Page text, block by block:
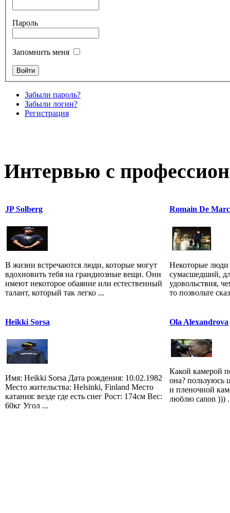
Пароль
Запомнить меня
Забыли пароль?
Забыли логин?
Регистрация
Интервью с
JP Solberg
В жизни встречаются люди, которые могут
вдохновить тебя на грандиозные вещи. Они
имеют некоторое обаяние или естественный
талант, который так легко ...
Romain De
Некоторые люди
сумасшедший,
удовольствия,
то позвольте
Heikki Sorsa
Имя: Heikki Sorsa Дата рождения: 10.02.1982
Место жительства: Helsinki, Finland Место
катания: везде где есть снег Рост: 174см Вес:
60кг Угол ...
Ola Alexandrova
Какой камерой
она? пользуюсь
и пленочной
люблю canon )))